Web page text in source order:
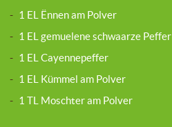
- 1 EL Ënnen am Polver
- 1 EL gemuelene schwaarze Peffer
- 1 EL Cayennepeffer
- 1 EL Kümmel am Polver
- 1 TL Moschter am Polver